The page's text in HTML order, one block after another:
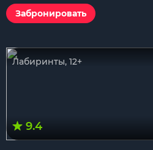
Забронировать
Лабиринты, 12+
9.4